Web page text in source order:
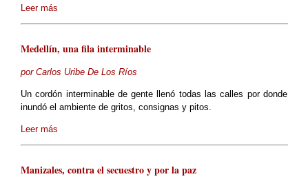
Leer más
Medellín, una fila interminable
por Carlos Uribe De Los Ríos
Un cordón interminable de gente llenó todas las calles por
inundó el ambiente de gritos, consignas y pitos.
Leer más
Manizales, contra el secuestro y por la paz